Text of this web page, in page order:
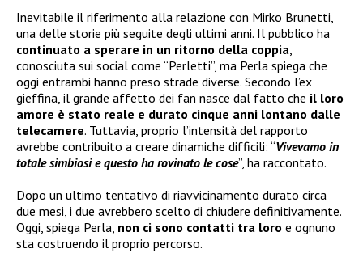
Inevitabile il riferimento alla relazione con Mirko Brunetti,
una delle storie più seguite degli ultimi anni. Il pubblico ha
continuato a sperare in un ritorno della coppia,
conosciuta sui social come “Perletti”, ma Perla spiega che
oggi entrambi hanno preso strade diverse. Secondo l’ex
gieffina, il grande affetto dei fan nasce dal fatto che il loro
amore è stato reale e durato cinque anni lontano dalle
telecamere. Tuttavia, proprio l’intensità del rapporto
avrebbe contribuito a creare dinamiche difficili: “Vivevamo in
totale simbiosi e questo ha rovinato le cose”, ha raccontato.
Dopo un ultimo tentativo di riavvicinamento durato circa
due mesi, i due avrebbero scelto di chiudere definitivamente.
Oggi, spiega Perla, non ci sono contatti tra loro e ognuno
sta costruendo il proprio percorso.